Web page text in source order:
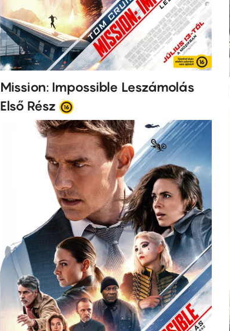
Mission: Impossible Leszámolás
Első Rész